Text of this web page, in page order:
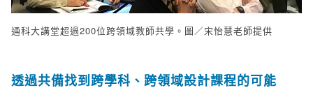
通科大講堂超過200位跨領域教師共學。圖／宋怡慧老師提供
透過共備找到跨學科、跨領域設計課程的可能